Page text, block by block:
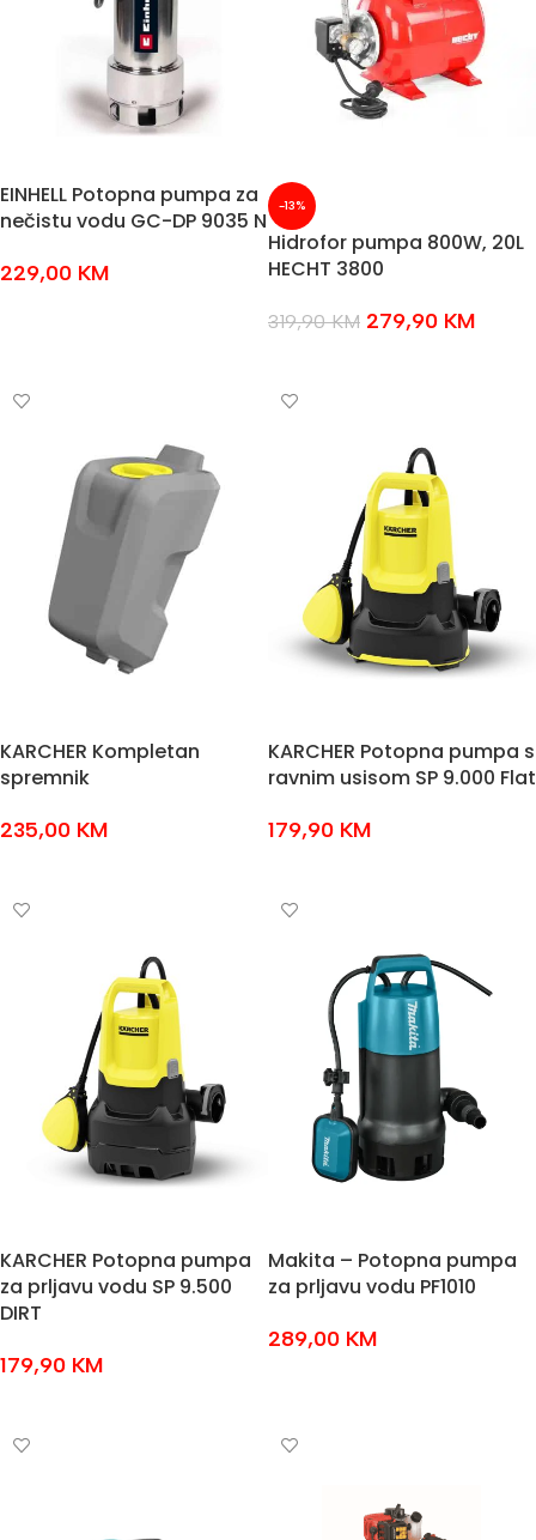
EINHELL Potopna pumpa za
nečistu vodu GC-DP 9035 N
229,00 KM
-13%
Hidrofor pumpa 800W, 20L
HECHT 3800
319,90KM 279,90 KM
KARCHER Kompletan
spremnik
235,00 KM
KARCHER Potopna pumpa s
ravnim usisom SP 9.000 Flat
179,90 KM
KARCHER Potopna pumpa
za prljavu vodu SP 9.500
DIRT
179,90 KM
Makita – Potopna pumpa
za prljavu vodu PF1010
289,00 KM